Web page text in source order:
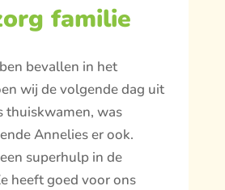
familie
bevallen in het
wij de volgende dag uit
thuiskwamen, was
Annelies er ook.
superhulp in de
heeft goed voor ons